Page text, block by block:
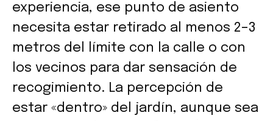
experiencia, ese punto de asiento
necesita estar retirado al menos 2–3
metros del límite con la calle o con
los vecinos para dar sensación de
recogimiento. La percepción de
estar «dentro» del jardín, aunque sea